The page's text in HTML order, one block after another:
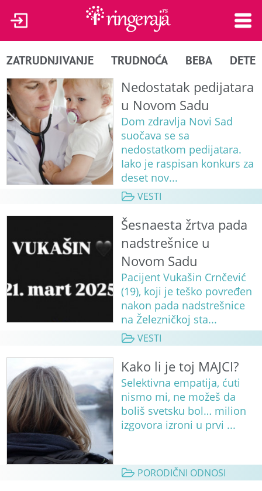
ZATRUDNJIVANJE TRUDNOĆA BEBA DETE
Nedostatak pedijatara
u Novom Sadu
Dom zdravlja Novi Sad
suočava se sa
nedostatkom pedijatara.
Iako je raspisan konkurs za
deset nov...
VESTI
Šesnaesta žrtva pada
nadstrešnice u
Novom Sadu
Pacijent Vukašin Crnčević
(19), koji je teško povređen
nakon pada nadstrešnice
na Železničkoj sta...
VESTI
Kako li je toj MAJCI?
Selektivna empatija, ćuti
nismo mi, ne možeš da
boliš svetsku bol… milion
izgovora izroni u prvi ...
PORODIČNI ODNOSI